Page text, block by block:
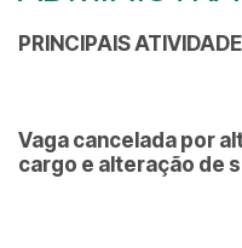
PRINCIPAIS
Vaga cancelada por
cargo e alteração de